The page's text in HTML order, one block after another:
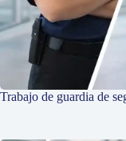
Trabajo de guardia de